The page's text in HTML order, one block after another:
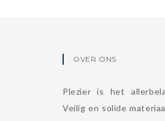
OVER ONS
Plezier is het
Veilig en solide